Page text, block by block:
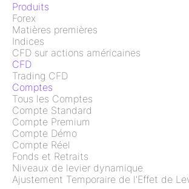
Produits
Forex
Matières premières
Indices
CFD sur actions américaines
CFD
Trading CFD
Comptes
Tous les Comptes
Compte Standard
Compte Premium
Compte Démo
Compte Réel
Fonds et Retraits
Niveaux de levier dynamique
Ajustement Temporaire de l'Effet de